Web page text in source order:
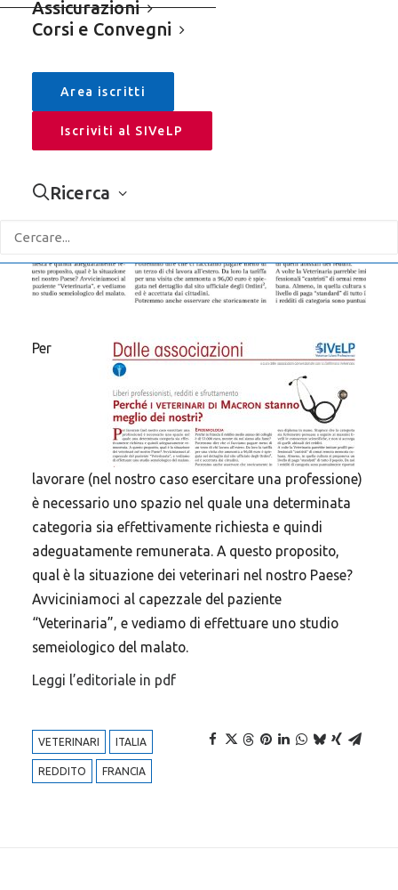
Assicurazioni
Corsi e Convegni
Area iscritti
Iscriviti al SIVeLP
Ricerca
Per
lavorare (nel nostro caso esercitare una professione)
è necessario uno spazio nel quale una determinata
categoria sia effettivamente richiesta e quindi
adeguatamente remunerata. A questo proposito,
qual è la situazione dei veterinari nel nostro Paese?
Avviciniamoci al capezzale del paziente
“Veterinaria”, e vediamo di effettuare uno studio
semeiologico del malato.
Leggi l’editoriale in pdf
VETERINARI ITALIA
REDDITO FRANCIA
APRI LA SIDEBAR +
Cerca
Categorie
Sivelp
Assicurazioni
Comunicati Stampa – Rassegna
Leggi & Fisco
Corsi e Convegni
Argomenti in evidenza
VETERINARI FARMACO VETERINARIO FNOVI
ANIMALI VETERINARIA RANDAGISMO
SPENDING REVIEW VETERINARIO ENPAV
FARMACO